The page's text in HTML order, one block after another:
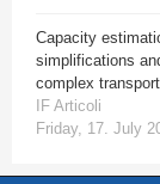
Capacity
simplifications
complex
IF Articoli
Friday, 17. July